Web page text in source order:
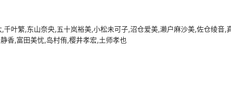
叶繁,东山奈央,五十岚裕美,小松未可子,沼仓爱美,濑户麻沙美,佐仓绫音
香,富田美忧,岛村侑,樱井孝宏,土师孝也